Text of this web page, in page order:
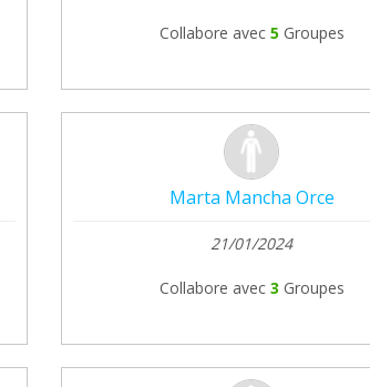
Collabore avec 5 Groupes
Marta Mancha Orce
21/01/2024
Collabore avec 3 Groupes